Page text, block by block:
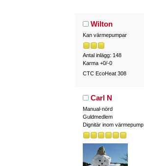
Wilton
Kan värmepumpar
Antal inlägg: 148
Karma +0/-0
CTC EcoHeat 308
Carl N
Manual-nörd
Guldmedlem
Dignitär inom värmepump